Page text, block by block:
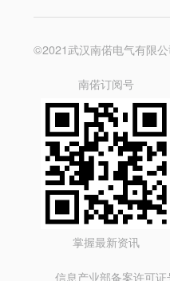
©2021武汉南偌电气有限
南偌订阅号
掌握最新资讯
信息产业部备案许可证